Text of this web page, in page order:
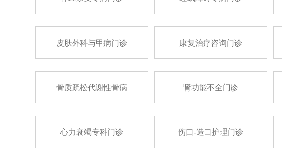
皮肤外科与甲病门诊 康复治疗咨询门诊
骨质疏松代谢性骨病 肾功能不全门诊
心力衰竭专科门诊
伤口-造口护理门诊